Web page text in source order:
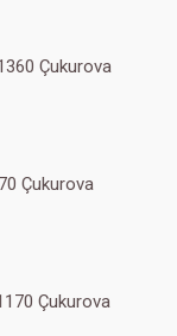
Çukurova
Çukurova
Çukurova